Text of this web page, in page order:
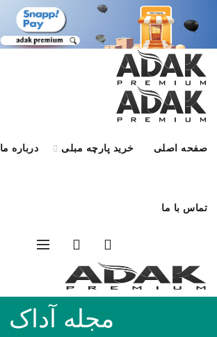
صفحه اصلی خرید پارچه مبلی درباره ما
تماس با ما
مجله آداک